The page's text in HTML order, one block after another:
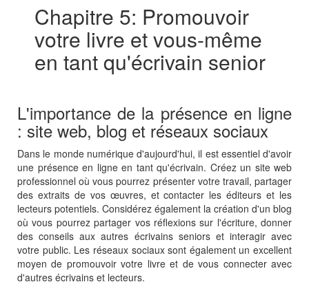
Chapitre 5: Promouvoir
votre livre et vous-même
en tant qu'écrivain senior
L'importance de la présence en ligne
: site web, blog et réseaux sociaux
Dans le monde numérique d'aujourd'hui, il est essentiel d'avoir
une présence en ligne en tant qu'écrivain. Créez un site web
professionnel où vous pourrez présenter votre travail, partager
des extraits de vos œuvres, et contacter les éditeurs et les
lecteurs potentiels. Considérez également la création d'un blog
où vous pourrez partager vos réflexions sur l'écriture, donner
des conseils aux autres écrivains seniors et interagir avec
votre public. Les réseaux sociaux sont également un excellent
moyen de promouvoir votre livre et de vous connecter avec
d'autres écrivains et lecteurs.